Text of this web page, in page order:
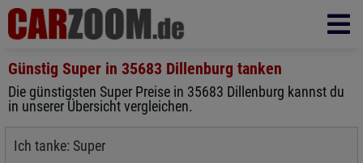
Günstig Super in 35683 Dillenburg tanken
Die günstigsten Super Preise in 35683 Dillenburg kannst du
in unserer Übersicht vergleichen.